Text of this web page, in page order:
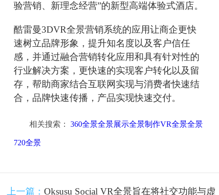
验营销、新理念经营”的新型高端体验式酒店。
酷雷曼3DVR全景营销系统的应用让商企更快
速树立品牌形象，提升知名度以及客户信任
感，并通过融合营销转化应用和具有针对性的
行业解决方案，更快速的实现客户转化以及留
存，帮助商家结合互联网实现与消费者快速结
合，品牌快速传播，产品实现快速交付。
相关搜索： 360全景全景展示全景制作VR全景全景
720全景
上一篇： Oksusu Social VR全景旨在将社交功能与虚